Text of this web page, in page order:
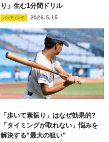
り」生む1分間ドリル
バッティング 2026.5.15
「歩いて素振り」はなぜ効果的?
「タイミングが取れない」悩みを
解決する“最大の狙い”